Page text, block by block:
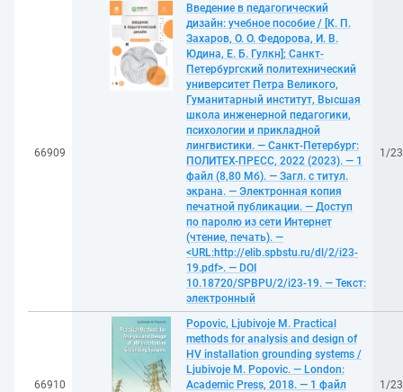
66909
Введение в педагогический
дизайн: учебное пособие / [К. П.
Захаров, О. О. Федорова, И. В.
Юдина, Е. Б. Гулкн]; Санкт-
Петербургский политехнический
университет Петра Великого,
Гуманитарный институт, Высшая
школа инженерной педагогики,
психологии и прикладной
лингвистики. — Санкт-Петербург:
ПОЛИТЕХ-ПРЕСС, 2022 (2023). — 1
файл (8,80 Мб). — Загл. с титул.
экрана. — Электронная копия
печатной публикации. — Доступ
по паролю из сети Интернет
(чтение, печать). —
<URL:http://elib.spbstu.ru/dl/2/i23-
19.pdf>. — DOI
10.18720/SPBPU/2/i23-19. — Текст:
электронный
1/
66910
Popovic, Ljubivoje M. Practical
methods for analysis and design of
HV installation grounding systems /
Ljubivoje M. Popovic. — London:
Academic Press, 2018. — 1 файл
1/